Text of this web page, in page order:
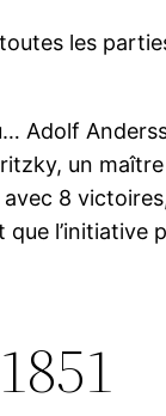
les
Adolf
un
8
l’initiative